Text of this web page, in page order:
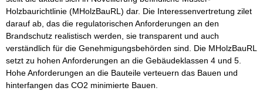
Holzbaurichtlinie (MHolzBauRL) dar. Die Interessenvertretung zilet
darauf ab, das die regulatorischen Anforderungen an den
Brandschutz realistisch werden, sie transparent und auch
verständlich für die Genehmigungsbehörden sind. Die MHolzBauRL
setzt zu hohen Anforderungen an die Gebäudeklassen 4 und 5.
Hohe Anforderungen an die Bauteile verteuern das Bauen und
hinterfangen das CO2 minimierte Bauen.